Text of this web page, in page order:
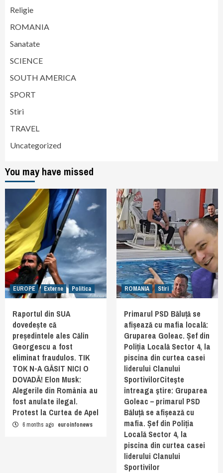
Religie
ROMANIA
Sanatate
SCIENCE
SOUTH AMERICA
SPORT
Stiri
TRAVEL
Uncategorized
You may have missed
EUROPE Externe Politica
Raportul din SUA
dovedește că
președintele ales Călin
Georgescu a fost
eliminat fraudulos. TIK
TOK N-A GĂSIT NICI O
DOVADĂ! Elon Musk:
Alegerile din România au
fost anulate ilegal.
Protest la Curtea de Apel
6 months ago euroinfonews
ROMANIA Stiri
Primarul PSD Băluță se
afișează cu mafia locală:
Gruparea Goleac. Șef din
Poliția Locală Sector 4, la
piscina din curtea casei
liderului Clanului
SportivilorCiteşte
întreaga ştire: Gruparea
Goleac – primarul PSD
Băluță se afișează cu
mafia. Șef din Poliția
Locală Sector 4, la
piscina din curtea casei
liderului Clanului
Sportivilor